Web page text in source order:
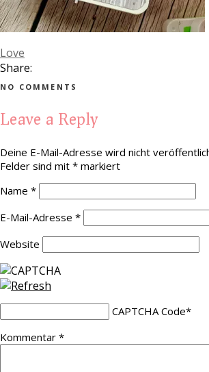
Love
Share:
NO COMMENTS
Leave a Reply
Deine E-Mail-Adresse wird nicht
Felder sind mit * markiert
Name *
E-Mail-Adresse *
Website
CAPTCHA Code*
Kommentar *